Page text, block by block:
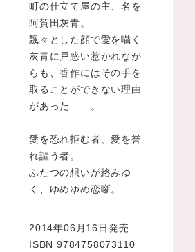
町の仕立て屋の主、名を
阿賀田灰青。
飄々とした顔で愛を囁く
灰青に戸惑い惹かれなが
らも、香作にはその手を
取ることができない理由
があった――。
愛を恐れ拒む者、愛を誉
れ謳う者。
ふたつの想いが絡みゆ
く、ゆめゆめ恋噺。
2014年06月16日発売
ISBN 9784758073110